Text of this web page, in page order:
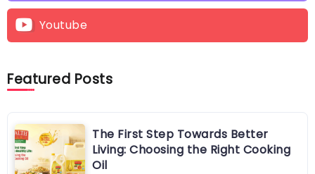
Youtube
Featured Posts
The First Step Towards Better
Living: Choosing the Right Cooking
Oil